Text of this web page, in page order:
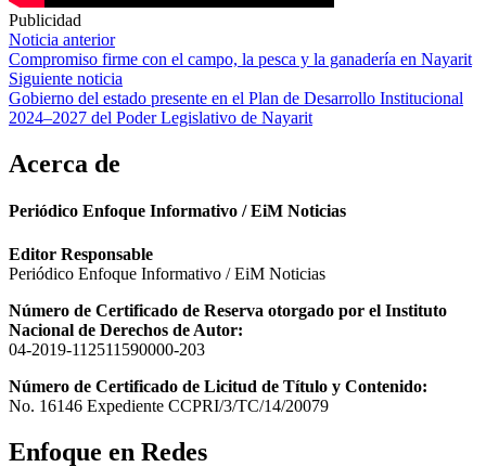
Publicidad
Navegación
de
entradas
Noticia anterior
Compromiso firme con el campo, la pesca y la ganadería en Nayarit
Siguiente noticia
Gobierno del estado presente en el Plan de Desarrollo Institucional
2024–2027 del Poder Legislativo de Nayarit
Acerca de
Periódico Enfoque Informativo / EiM Noticias
Editor Responsable
Periódico Enfoque Informativo / EiM Noticias
Número de Certificado de Reserva otorgado por el Instituto
Nacional de Derechos de Autor:
04-2019-112511590000-203
Número de Certificado de Licitud de Título y Contenido:
No. 16146 Expediente CCPRI/3/TC/14/20079
Enfoque en Redes